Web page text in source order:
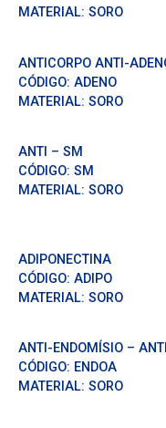
MATERIAL: SORO
ANTICORPO ANTI-
CÓDIGO: ADENO
MATERIAL: SORO
ANTI – SM
CÓDIGO: SM
MATERIAL: SORO
ADIPONECTINA
CÓDIGO: ADIPO
MATERIAL: SORO
ANTI-ENDOMÍSIO –
CÓDIGO: ENDOA
MATERIAL: SORO